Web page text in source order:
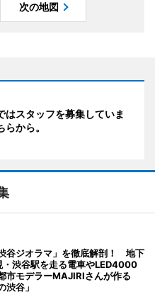
次の地図
はスタッフを募集していま
から。
谷ジオラマ」を徹底解剖！ 地下
・渋谷駅を走る電車やLED4000
モデラーMAJIRIさんが作る
渋谷」